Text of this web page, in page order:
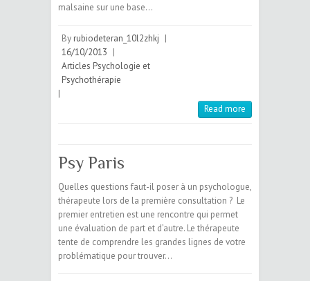
malsaine sur une base…
By rubiodeteran_10l2zhkj |
16/10/2013 |
Articles Psychologie et
Psychothérapie
|
Read more
Psy Paris
Quelles questions faut-il poser à un psychologue,
thérapeute lors de la première consultation ? Le
premier entretien est une rencontre qui permet
une évaluation de part et d’autre. Le thérapeute
tente de comprendre les grandes lignes de votre
problématique pour trouver…